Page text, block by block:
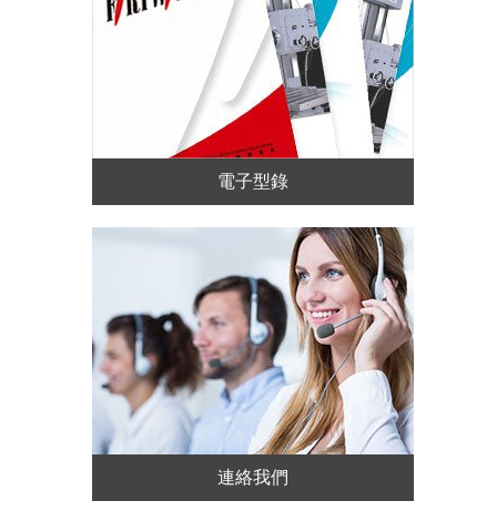
電子型錄
連絡我們